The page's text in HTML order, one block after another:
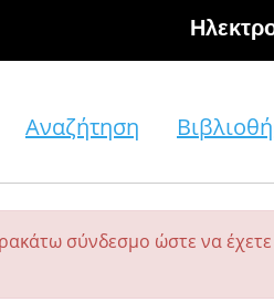
Αναζήτηση
σύνδεσμο ώστε να